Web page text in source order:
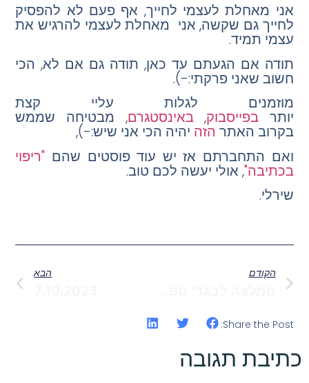
אני מאחלת לעצמי לחייך, אף פעם לא להפסיק
לחייך גם שקשה, אני מאחלת לעצמי להרגיש את
עצמי תמיד.
תודה אם הגעתם עד כאן, תודה גם אם לא, הכי
חשוב שאני פרקתי:-).
מוזמנים לגלות עליי קצת
יותר בפייסבוק,באינסטגרם, מבטיחה שממש
בקרוב האתר הזה יהיה הכי אני שיש:-),
ואם התחברתם אז יש עוד פוסטים שהם "ריפוי
בכתיבה", אולי יעשה לכם טוב.
שירלי.
הקודם הבא
Share the Post:
כתיבת תגובה